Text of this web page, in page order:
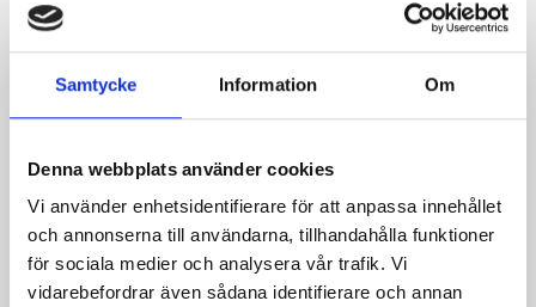
Samtycke Information Om
Denna webbplats använder cookies
Vi använder enhetsidentifierare för att anpassa innehållet
och annonserna till användarna, tillhandahålla funktioner
för sociala medier och analysera vår trafik. Vi
vidarebefordrar även sådana identifierare och annan
Rostbiff med krämig
pepparsås
Crêpes med ost och
skinka